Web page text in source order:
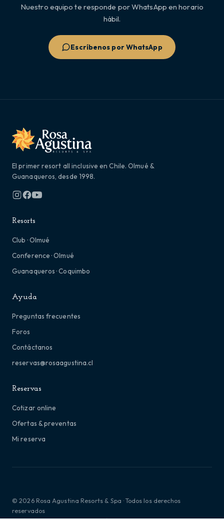
Nuestro equipo te responde por WhatsApp en horario
hábil.
Escríbenos por WhatsApp
El primer resort all inclusive en Chile. Olmué &
Guanaqueros, desde 1998.
Resorts
Club · Olmué
Conference · Olmué
Guanaqueros · Coquimbo
Ayuda
Preguntas frecuentes
Foros
Contáctanos
reservas@rosaagustina.cl
Reservas
Cotizar online
Ofertas & preventas
Mi reserva
© 2026 Rosa Agustina Resorts & Spa · Todos los derechos
reservados